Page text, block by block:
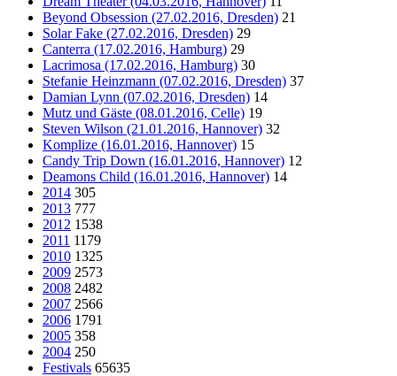
Beyond Obsession (27.02.2016, Dresden) 21
Solar Fake (27.02.2016, Dresden) 29
Canterra (17.02.2016, Hamburg) 29
Lacrimosa (17.02.2016, Hamburg) 30
Stefanie Heinzmann (07.02.2016, Dresden) 37
Damian Lynn (07.02.2016, Dresden) 14
Mutz und Gäste (08.01.2016, Celle) 19
Steven Wilson (21.01.2016, Hannover) 32
Komplize (16.01.2016, Hannover) 15
Candy Trip Down (16.01.2016, Hannover) 12
Deamons Child (16.01.2016, Hannover) 14
2014 305
2013 777
2012 1538
2011 1179
2010 1325
2009 2573
2008 2482
2007 2566
2006 1791
2005 358
2004 250
Festivals 65635